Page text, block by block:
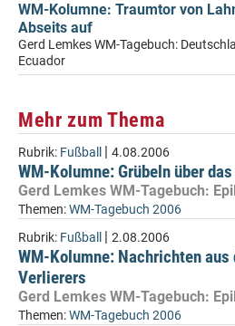
WM-Kolumne: Traumtor von
Abseits auf
Gerd Lemkes WM-Tagebuch:
Ecuador
Mehr zum Thema
Rubrik: Fußball | 4.08.2006
WM-Kolumne: Grübeln über
Gerd Lemkes WM-Tagebuch:
Themen:WM-Tagebuch 2006
Rubrik: Fußball | 2.08.2006
WM-Kolumne: Nachrichten aus
Verlierers
Gerd Lemkes WM-Tagebuch:
Themen:WM-Tagebuch 2006